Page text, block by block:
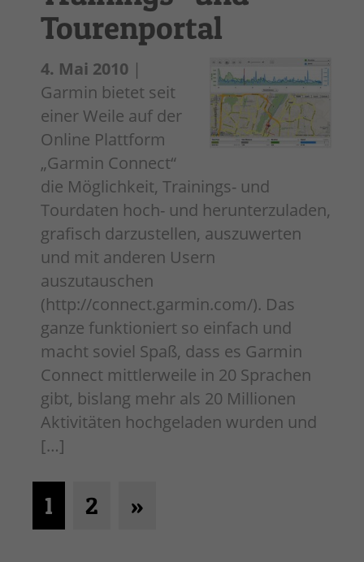
Tourenportal
4. Mai 2010 |
Garmin bietet seit
einer Weile auf der
Online Plattform
„Garmin Connect“
die Möglichkeit, Trainings- und
Tourdaten hoch- und herunterzuladen,
grafisch darzustellen, auszuwerten
und mit anderen Usern
auszutauschen
(http://connect.garmin.com/). Das
ganze funktioniert so einfach und
macht soviel Spaß, dass es Garmin
Connect mittlerweile in 20 Sprachen
gibt, bislang mehr als 20 Millionen
Aktivitäten hochgeladen wurden und
[…]
1 2 »